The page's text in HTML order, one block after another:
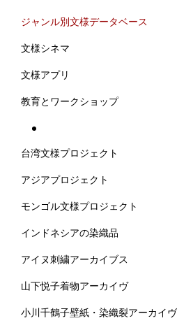
ジャンル別文様データベース
文様シネマ
文様アプリ
教育とワークショップ
台湾文様プロジェクト
アジアプロジェクト
モンゴル文様プロジェクト
インドネシアの染織品
アイヌ刺繍アーカイブス
山下悦子着物アーカイヴ
小川千鶴子壁紙・染織裂アーカイヴ